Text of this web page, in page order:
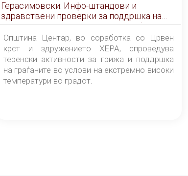
Герасимовски: Инфо-штандови и
здравствени проверки за поддршка на
граѓаните во услови на топлотен бран
Општина Центар, во соработка со Црвен
крст и здружението ХЕРА, спроведува
теренски активности за грижа и поддршка
на граѓаните во услови на екстремно високи
температури во градот.